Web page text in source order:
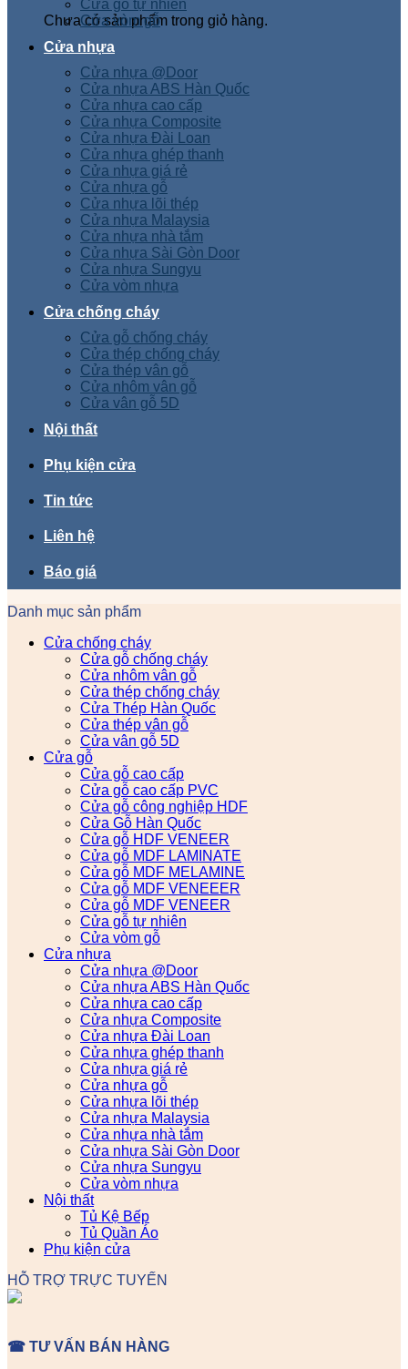
Chưa có sản phẩm trong giỏ hàng.
Cửa gỗ tự nhiên
Cửa vòm gỗ
Cửa nhựa
Cửa nhựa @Door
Cửa nhựa ABS Hàn Quốc
Cửa nhựa cao cấp
Cửa nhựa Composite
Cửa nhựa Đài Loan
Cửa nhựa ghép thanh
Cửa nhựa giá rẻ
Cửa nhựa gỗ
Cửa nhựa lõi thép
Cửa nhựa Malaysia
Cửa nhựa nhà tắm
Cửa nhựa Sài Gòn Door
Cửa nhựa Sungyu
Cửa vòm nhựa
Cửa chống cháy
Cửa gỗ chống cháy
Cửa thép chống cháy
Cửa thép vân gỗ
Cửa nhôm vân gỗ
Cửa vân gỗ 5D
Nội thất
Phụ kiện cửa
Tin tức
Liên hệ
Báo giá
Danh mục sản phẩm
Cửa chống cháy
Cửa gỗ chống cháy
Cửa nhôm vân gỗ
Cửa thép chống cháy
Cửa Thép Hàn Quốc
Cửa thép vân gỗ
Cửa vân gỗ 5D
Cửa gỗ
Cửa gỗ cao cấp
Cửa gỗ cao cấp PVC
Cửa gỗ công nghiệp HDF
Cửa Gỗ Hàn Quốc
Cửa gỗ HDF VENEER
Cửa gỗ MDF LAMINATE
Cửa gỗ MDF MELAMINE
Cửa gỗ MDF VENEEER
Cửa gỗ MDF VENEER
Cửa gỗ tự nhiên
Cửa vòm gỗ
Cửa nhựa
Cửa nhựa @Door
Cửa nhựa ABS Hàn Quốc
Cửa nhựa cao cấp
Cửa nhựa Composite
Cửa nhựa Đài Loan
Cửa nhựa ghép thanh
Cửa nhựa giá rẻ
Cửa nhựa gỗ
Cửa nhựa lõi thép
Cửa nhựa Malaysia
Cửa nhựa nhà tắm
Cửa nhựa Sài Gòn Door
Cửa nhựa Sungyu
Cửa vòm nhựa
Nội thất
Tủ Kệ Bếp
Tủ Quần Áo
Phụ kiện cửa
HỖ TRỢ TRỰC TUYẾN
☎ TƯ VẤN BÁN HÀNG